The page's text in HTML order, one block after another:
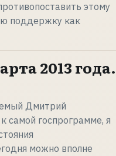
этому
поддержку как
2013 года.
Дмитрий
самой госпрограмме, я
можно вполне